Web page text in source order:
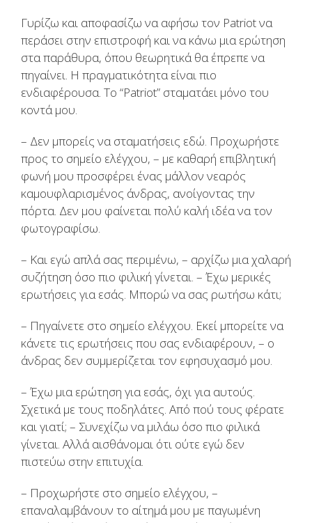
Γυρίζω και αποφασίζω να αφήσω τον Patriot να
περάσει στην επιστροφή και να κάνω μια ερώτηση
στα παράθυρα, όπου θεωρητικά θα έπρεπε να
πηγαίνει. Η πραγματικότητα είναι πιο
ενδιαφέρουσα. Το “Patriot” σταματάει μόνο του
κοντά μου.
– Δεν μπορείς να σταματήσεις εδώ. Προχωρήστε
προς το σημείο ελέγχου, – με καθαρή επιβλητική
φωνή μου προσφέρει ένας μάλλον νεαρός
καμουφλαρισμένος άνδρας, ανοίγοντας την
πόρτα. Δεν μου φαίνεται πολύ καλή ιδέα να τον
φωτογραφίσω.
– Και εγώ απλά σας περιμένω, – αρχίζω μια χαλαρή
συζήτηση όσο πιο φιλική γίνεται. – Έχω μερικές
ερωτήσεις για εσάς. Μπορώ να σας ρωτήσω κάτι;
– Πηγαίνετε στο σημείο ελέγχου. Εκεί μπορείτε να
κάνετε τις ερωτήσεις που σας ενδιαφέρουν, – ο
άνδρας δεν συμμερίζεται τον εφησυχασμό μου.
– Έχω μια ερώτηση για εσάς, όχι για αυτούς.
Σχετικά με τους ποδηλάτες. Από πού τους φέρατε
και γιατί; – Συνεχίζω να μιλάω όσο πιο φιλικά
γίνεται. Αλλά αισθάνομαι ότι ούτε εγώ δεν
πιστεύω στην επιτυχία.
– Προχωρήστε στο σημείο ελέγχου, –
επαναλαμβάνουν το αίτημά μου με παγωμένη